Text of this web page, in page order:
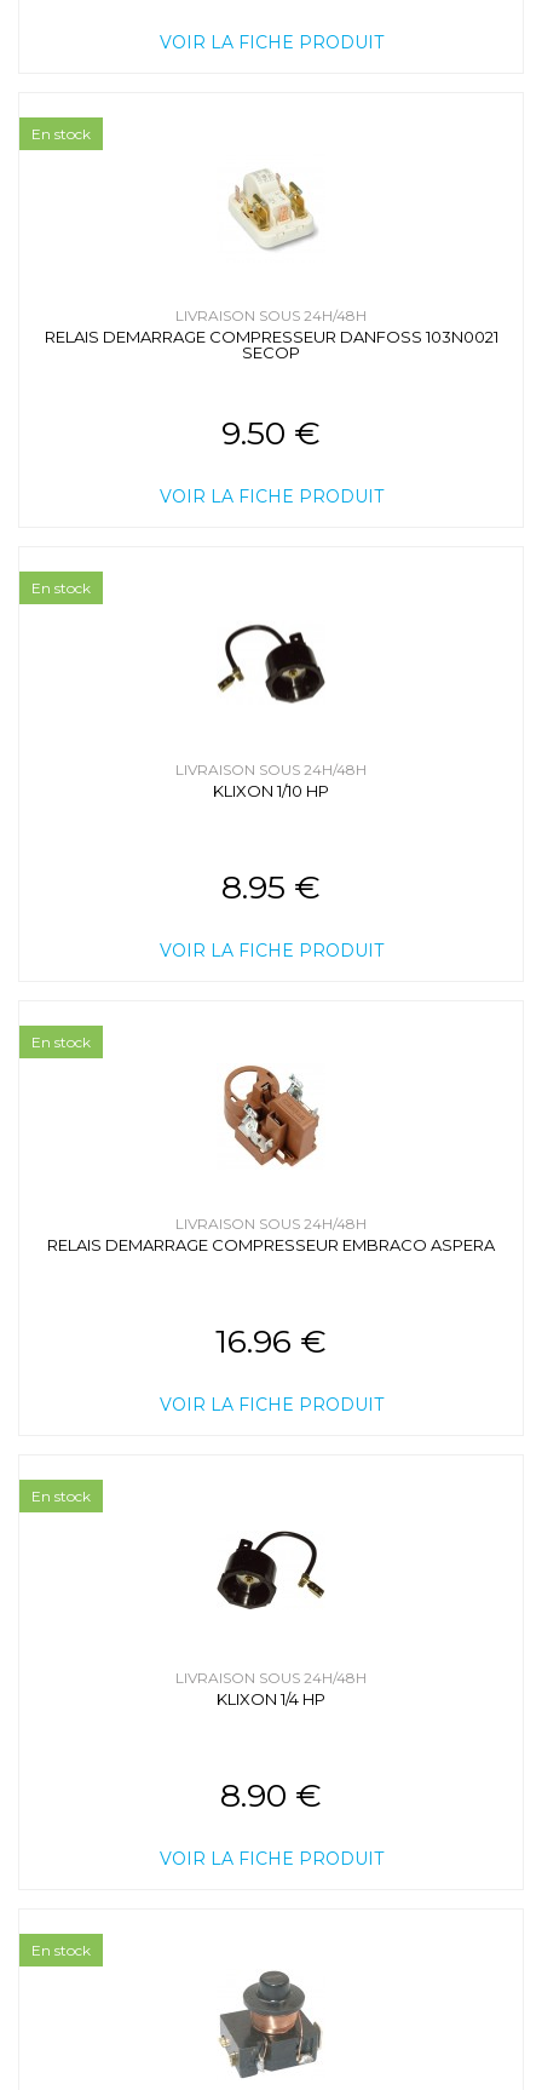
VOIR LA FICHE PRODUIT
LIVRAISON SOUS 24H/48H
RELAIS DEMARRAGE COMPRESSEUR DANFOSS 103N0021
SECOP
9.50 €
VOIR LA FICHE PRODUIT
En stock
LIVRAISON SOUS 24H/48H
KLIXON 1/10 HP
8.95 €
VOIR LA FICHE PRODUIT
En stock
LIVRAISON SOUS 24H/48H
RELAIS DEMARRAGE COMPRESSEUR EMBRACO ASPERA
16.96 €
VOIR LA FICHE PRODUIT
En stock
LIVRAISON SOUS 24H/48H
KLIXON 1/4 HP
8.90 €
VOIR LA FICHE PRODUIT
En stock
En stock